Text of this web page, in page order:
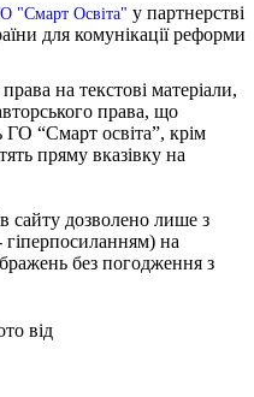
"Смарт Освіта" у партнерстві
для комунікації реформи
на текстові матеріали,
права, що
ГО “Смарт освіта”, крім
пряму вказівку на
сайту дозволено лише з
на
без погодження з
від